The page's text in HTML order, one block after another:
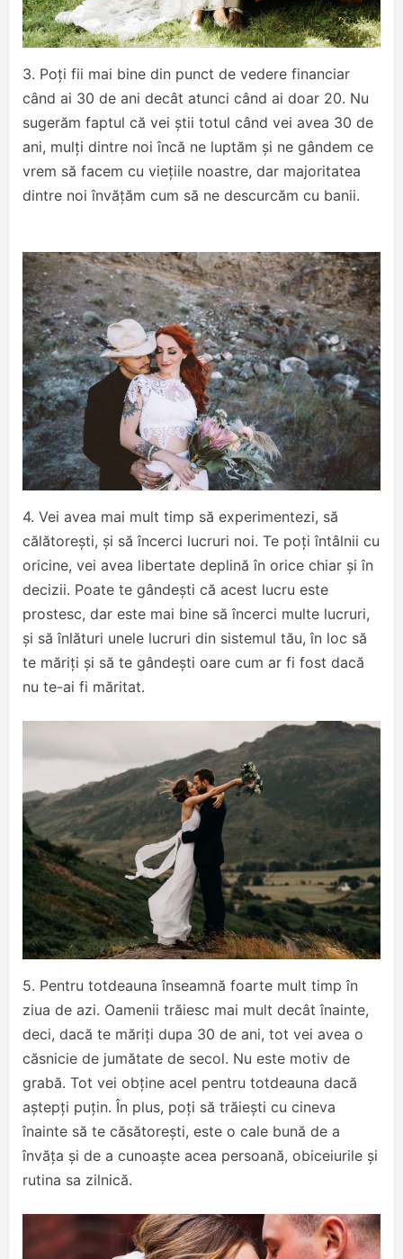
3. Poți fii mai bine din punct de vedere financiar
când ai 30 de ani decât atunci când ai doar 20. Nu
sugerăm faptul că vei știi totul când vei avea 30 de
ani, mulți dintre noi încă ne luptăm și ne gândem ce
vrem să facem cu viețiile noastre, dar majoritatea
dintre noi învățăm cum să ne descurcăm cu banii.
4. Vei avea mai mult timp să experimentezi, să
călătorești, și să încerci lucruri noi. Te poți întâlnii cu
oricine, vei avea libertate deplină în orice chiar și în
decizii. Poate te gândești că acest lucru este
prostesc, dar este mai bine să încerci multe lucruri,
și să înlături unele lucruri din sistemul tău, în loc să
te măriți și să te gândești oare cum ar fi fost dacă
nu te-ai fi măritat.
5. Pentru totdeauna înseamnă foarte mult timp în
ziua de azi. Oamenii trăiesc mai mult decât înainte,
deci, dacă te măriți dupa 30 de ani, tot vei avea o
căsnicie de jumătate de secol. Nu este motiv de
grabă. Tot vei obține acel pentru totdeauna dacă
aștepți puțin. În plus, poți să trăiești cu cineva
înainte să te căsătorești, este o cale bună de a
învăța și de a cunoaște acea persoană, obiceiurile și
rutina sa zilnică.